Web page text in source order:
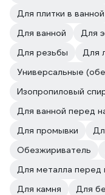
Для плитки в ванной
Для ванной
Для
Для резьбы
Для
Универсальные
Изопропиловый
Для ванной перед
Для промывки
Обезжириватель
Для металла перед
Для камня
Для